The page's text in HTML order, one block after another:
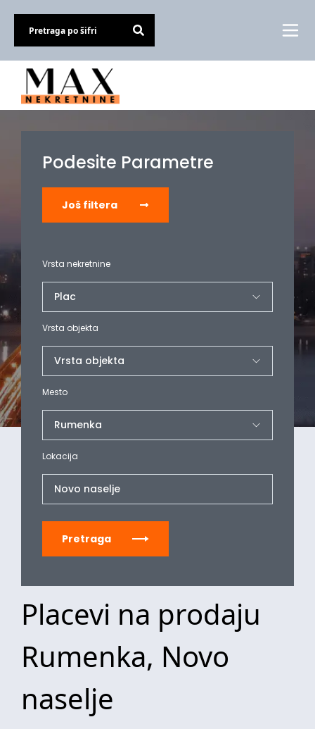
Podesite Parametre
Još filtera
Vrsta nekretnine
Vrsta objekta
Mesto
Lokacija
Novo naselje
Pretraga
Placevi na prodaju
Rumenka, Novo
naselje